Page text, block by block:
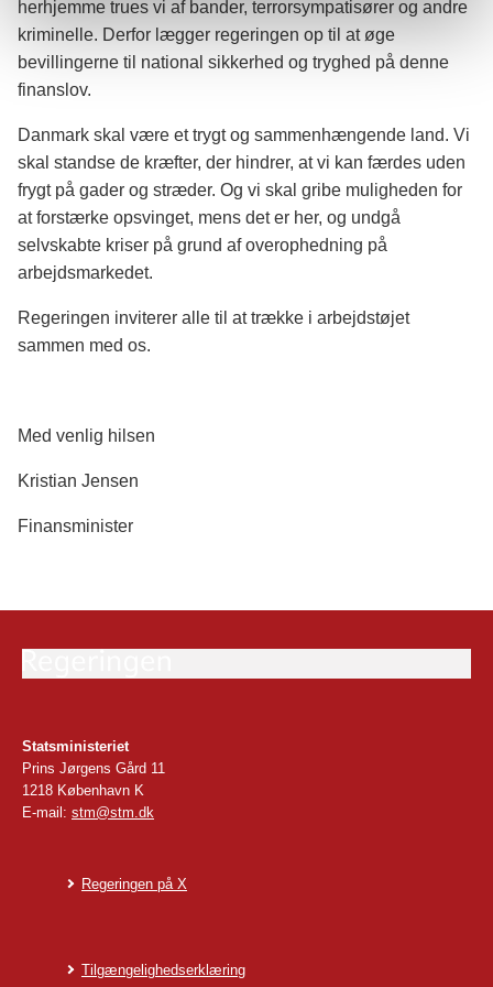
herhjemme trues vi af bander, terrorsympatisører og andre
kriminelle. Derfor lægger regeringen op til at øge
bevillingerne til national sikkerhed og tryghed på denne
finanslov.
Danmark skal være et trygt og sammenhængende land. Vi
skal standse de kræfter, der hindrer, at vi kan færdes uden
frygt på gader og stræder. Og vi skal gribe muligheden for
at forstærke opsvinget, mens det er her, og undgå
selvskabte kriser på grund af overophedning på
arbejdsmarkedet.
Regeringen inviterer alle til at trække i arbejdstøjet
sammen med os.
Med venlig hilsen
Kristian Jensen
Finansminister
Statsministeriet
Prins Jørgens Gård 11
1218 København K
E-mail: stm@stm.dk
Regeringen på X
Tilgængelighedserklæring